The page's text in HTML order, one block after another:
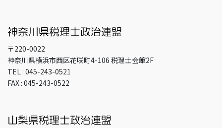
〒220-0022
神奈川県横浜市西区花咲町4-106 税理士会館2F
TEL : 045-243-0521
FAX : 045-243-0522